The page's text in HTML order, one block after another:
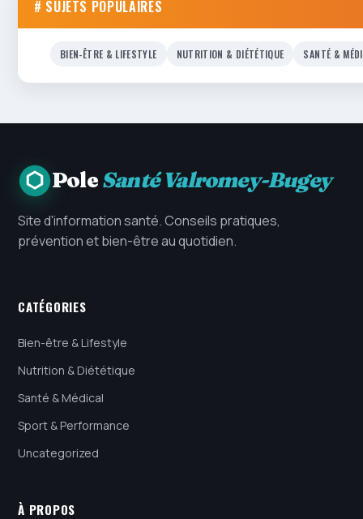
# SUJETS POPULAIRES
BIEN-ÊTRE & LIFESTYLE NUTRITION & DIÉTÉTIQUE SANTÉ &
PoleSanté Valromey-Bugey
Site d'information santé. Conseils pratiques,
prévention et bien-être au quotidien.
CATÉGORIES
Bien-être & Lifestyle
Nutrition & Diététique
Santé & Médical
Sport & Performance
Uncategorized
À PROPOS